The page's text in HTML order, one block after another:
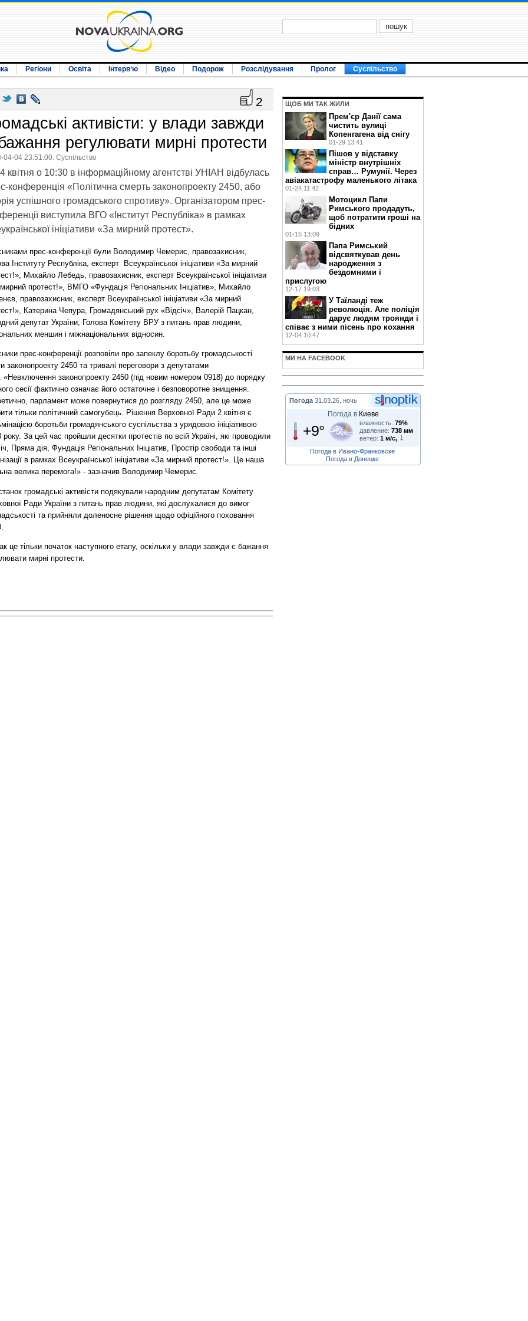
Регіони Освіта Інтерв‘ю Відео Подорож Розслідування Пролог Суспільство
2
активісти: у влади завжди
регулювати мирні протести
04-04 23:51:00. Суспільство
4 квітня о 10:30 в інформаційному агентстві УНІАН відбулась
конференція «Політична смерть законопроекту 2450, або
успішного громадського спротиву». Організатором прес-
виступила ВГО «Інститут Республіка» в рамках
ініціативи «За мирний протест».
прес-конференції були Володимир Чемерис, правозахисник,
Інституту Республіка, експерт Всеукраїнської ініціативи «За мирний
Михайло Лебедь, правозахисник, експерт Всеукраїнської ініціативи
протест!», ВМГО «Фундація Регіональних Ініціатив», Михайло
правозахисник, експерт Всеукраїнської ініціативи «За мирний
Катерина Чепура, Громадянський рух «Відсіч», Валерій Пацкан,
депутат України, Голова Комітету ВРУ з питань прав людини,
меншин і міжнаціональних відносин.
прес-конференції розповіли про запеклу боротьбу громадськості
законопроекту 2450 та тривалі переговори з депутатами
«Невключення законопроекту 2450 (під новим номером 0918) до порядку
сесії фактично означає його остаточне і безповоротне знищення.
парламент може повернутися до розгляду 2450, але це може
тільки політичний самогубець. Рішення Верховної Ради 2 квітня є
боротьби громадянського суспільства з урядовою ініціативою
року. За цей час пройшли десятки протестів по всій Україні, які проводили
Пряма дія, Фундація Регіональних Ініціатив, Простір свободи та інші
в рамках Всеукраїнської ініціативи «За мирний протест!». Це наша
велика перемога!» - зазначив Володимир Чемерис.
громадські активісти подякували народним депутатам Комітету
Ради України з питань прав людини, які дослухалися до вимог
та прийняли доленосне рішення щодо офіційного поховання
це тільки початок наступного етапу, оскільки у влади завжди є бажання
мирні протести.
ЩОБ МИ ТАК ЖИЛИ
Прем'єр Данії сама
чистить вулиці
Копенгагена від снігу
01-29 13:41
Пішов у відставку
міністр внутрішніх
справ… Румунії. Через
авіакатастрофу маленького літака
01-24 11:42
Мотоцикл Папи
Римського продадуть,
щоб потратити гроші на
бідних
01-15 13:09
Папа Римський
відсвяткував день
народження з
бездомними і
прислугою
12-17 19:03
У Таїланді теж
революція. Але поліція
дарує людям троянди і
співає з ними пісень про кохання
12-04 10:47
МИ НА FACEBOOK
Погода 31.03.26, ночь
Погода в Киеве
+9° влажность: 79%
давление: 738 мм
ветер: 1 м/с,
Погода в Ивано-Франковске
Погода в Донецке